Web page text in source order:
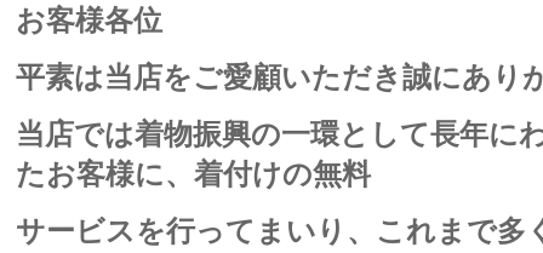
お客様各位
平素は当店をご愛顧いただき誠にあり
当店では着物振興の一環として長年に
たお客様に、着付けの無料
サービスを行ってまいり、これまで多